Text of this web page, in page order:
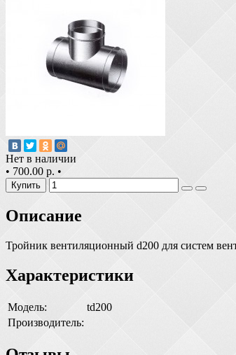
Нет в наличии
• 700.00 р. •
Купить
Описание
Тройник вентиляционный d200 для систем
Характеристики
Модель:
td200
Производитель: